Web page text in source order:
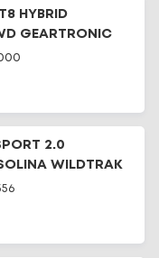
HYBRID
GEARTRONIC
2.0
WILDTRAK